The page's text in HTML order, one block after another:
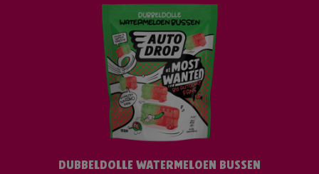
DUBBELDOLLE WATERMELOEN BUSSEN